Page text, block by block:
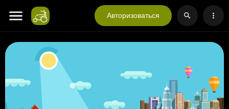
Авторизоваться